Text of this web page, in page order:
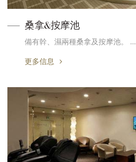
桑拿&按摩池
備有幹、濕兩種桑拿及按摩池。 …
更多信息